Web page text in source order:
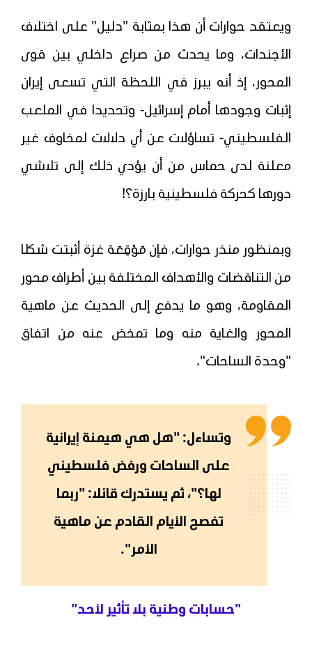
ويعتقد حوارات أن هذا بمثابة "دليل" على اختلاف
الأجندات، وما يحدث من صراع داخلي بين قوى
المحور، إذ أنه يبرز في اللحظة التي تسعى إيران
إثبات وجودها أمام إسرائيل- وتحديدا في الملعب
الفلسطيني- تساؤلات عن أي دلالات لمخاوف غير
معلنة لدى حماس من أن يؤدي ذلك إلى تلاشي
دورها كحركة فلسطينية بارزة؟!
وبمنظور منذر حوارات، فإن مَوْقِعَة غزة أثبتت شكلا
من التناقضات والأهداف المختلفة بين أطراف محور
المقاومة، وهو ما يدفع إلى الحديث عن ماهية
المحور والغاية منه وما تمخض عنه من اتفاق
"وحدة الساحات".
وتساءل: "هل هي هيمنة إيرانية
على الساحات ورفض فلسطيني
لها؟"، ثم يستدرك قائلا: "ربما
تفصح الأيام القادم عن ماهية
الأمر".
"حسابات وطنية بلا تأثير لأحد"